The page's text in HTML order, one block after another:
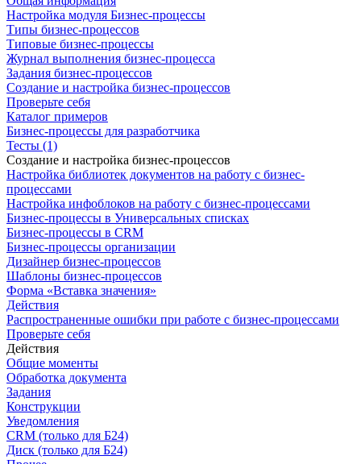
Настройка модуля Бизнес-процессы
Типы бизнес-процессов
Типовые бизнес-процессы
Журнал выполнения бизнес-процесса
Задания бизнес-процессов
Создание и настройка бизнес-процессов
Проверьте себя
Каталог примеров
Бизнес-процессы для разработчика
Тесты (1)
Создание и настройка бизнес-процессов
Настройка библиотек документов на работу с бизнес-
процессами
Настройка инфоблоков на работу с бизнес-процессами
Бизнес-процессы в Универсальных списках
Бизнес-процессы в CRM
Бизнес-процессы организации
Дизайнер бизнес-процессов
Шаблоны бизнес-процессов
Форма «Вставка значения»
Действия
Распространенные ошибки при работе с бизнес-процессами
Проверьте себя
Действия
Общие моменты
Обработка документа
Задания
Конструкции
Уведомления
CRM (только для Б24)
Диск (только для Б24)